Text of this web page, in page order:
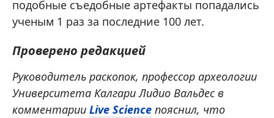
подобные съедобные артефакты попадались
ученым 1 раз за последние 100 лет.
Проверено редакцией
Руководитель раскопок, профессор археологии
Университета Калгари Лидио Вальдес в
комментарии Live Science пояснил, что